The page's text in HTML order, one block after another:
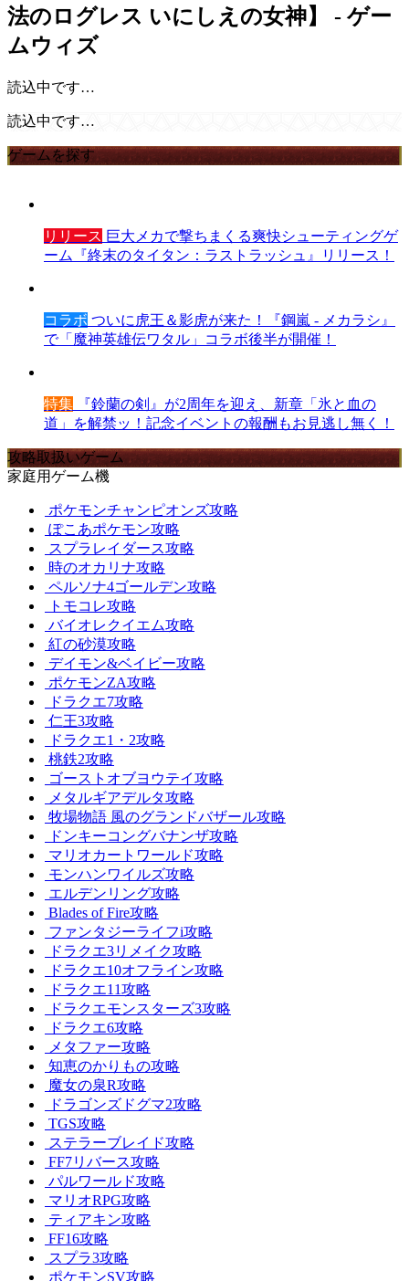
法のログレス いにしえの女神】 - ゲー
ムウィズ
読込中です…
読込中です…
ゲームを探す
リリース 巨大メカで撃ちまくる爽快シューティングゲ
ーム『終末のタイタン：ラストラッシュ』リリース！
コラボ ついに虎王＆影虎が来た！『鋼嵐 - メカラシ』
で「魔神英雄伝ワタル」コラボ後半が開催！
特集 『鈴蘭の剣』が2周年を迎え、新章「氷と血の
道」を解禁ッ！記念イベントの報酬もお見逃し無く！
攻略取扱いゲーム
家庭用ゲーム機
ポケモンチャンピオンズ攻略
ぽこあポケモン攻略
スプラレイダース攻略
時のオカリナ攻略
ペルソナ4ゴールデン攻略
トモコレ攻略
バイオレクイエム攻略
紅の砂漠攻略
デイモン&ベイビー攻略
ポケモンZA攻略
ドラクエ7攻略
仁王3攻略
ドラクエ1・2攻略
桃鉄2攻略
ゴーストオブヨウテイ攻略
メタルギアデルタ攻略
牧場物語 風のグランドバザール攻略
ドンキーコングバナンザ攻略
マリオカートワールド攻略
モンハンワイルズ攻略
エルデンリング攻略
Blades of Fire攻略
ファンタジーライフi攻略
ドラクエ3リメイク攻略
ドラクエ10オフライン攻略
ドラクエ11攻略
ドラクエモンスターズ3攻略
ドラクエ6攻略
メタファー攻略
知恵のかりもの攻略
魔女の泉R攻略
ドラゴンズドグマ2攻略
TGS攻略
ステラーブレイド攻略
FF7リバース攻略
パルワールド攻略
マリオRPG攻略
ティアキン攻略
FF16攻略
スプラ3攻略
ポケモンSV攻略